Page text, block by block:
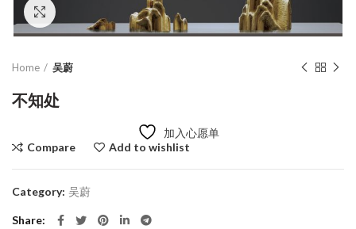
Click to enlarge
Home 吴蔚
不知处
加入心愿单
Compare
Add to wishlist
Category: 吴蔚
Share